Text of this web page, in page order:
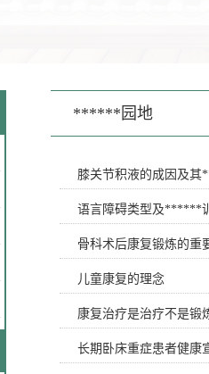
******园地
膝关节积液的成因及
语言障碍类型及******
骨科术后康复锻炼的重
儿童康复的理念
康复治疗是治疗不是锻
长期卧床重症患者健康